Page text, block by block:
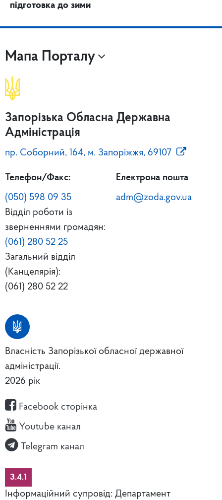
підготовка до зими
Мапа Порталу
Запорізька Обласна Державна
Адміністрація
пр. Соборний, 164, м. Запоріжжя, 69107
Телефон/Факс:
(050) 598 09 35
Відділ роботи із
зверненнями громадян:
(061) 280 52 25
Загальний відділ
(Канцелярія):
(061) 280 52 22
Електрона пошта
adm@zoda.gov.ua
Власність Запорізької обласної державної
адміністрації.
2026 рік
Facebook сторінка
Youtube канал
Telegram канал
3.4.1
Інформаційний супровід: Департамент